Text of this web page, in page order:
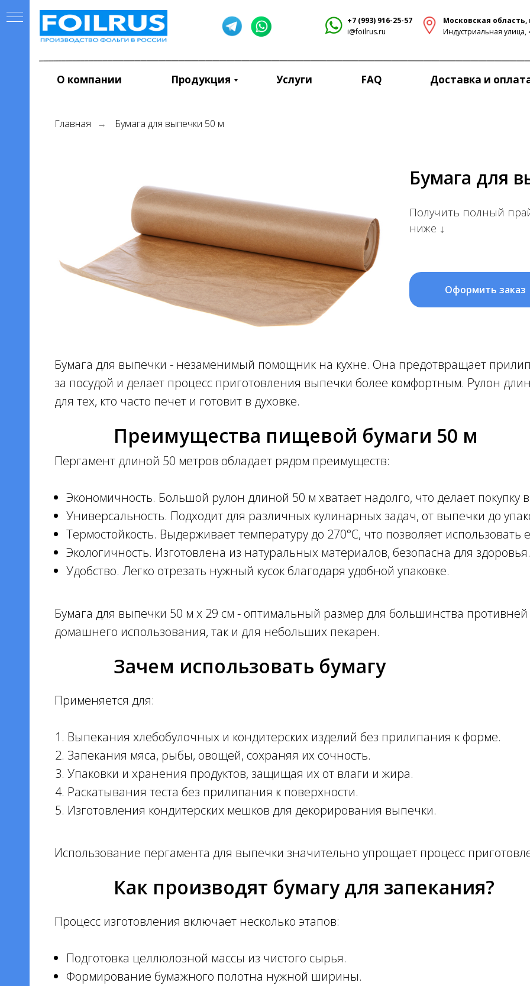
Доставка и
FAQ
Услуги
Продукция
О компании
+7 (993) 916-25-57
i@foilrus.ru
Московская область,
Индустриальная улица,
Главная → Бумага для выпечки 50 м
Бумага для
Получить полный
ниже ↓
Оформить заказ
Бумага для выпечки - незаменимый помощник на кухне. Она предотвращает
за посудой и делает процесс приготовления выпечки более комфортным. Рулон
для тех, кто часто печет и готовит в духовке.
Преимущества пищевой бумаги 50 м
Пергамент длиной 50 метров обладает рядом преимуществ:
Экономичность. Большой рулон длиной 50 м хватает надолго, что делает покупку
Универсальность. Подходит для различных кулинарных задач, от выпечки до
Термостойкость. Выдерживает температуру до 270°C, что позволяет использовать
Экологичность. Изготовлена из натуральных материалов, безопасна для здоровья.
Удобство. Легко отрезать нужный кусок благодаря удобной упаковке.
Бумага для выпечки 50 м х 29 см - оптимальный размер для большинства
домашнего использования, так и для небольших пекарен.
Зачем использовать бумагу
Применяется для:
Выпекания хлебобулочных и кондитерских изделий без прилипания к форме.
Запекания мяса, рыбы, овощей, сохраняя их сочность.
Упаковки и хранения продуктов, защищая их от влаги и жира.
Раскатывания теста без прилипания к поверхности.
Изготовления кондитерских мешков для декорирования выпечки.
Использование пергамента для выпечки значительно упрощает процесс
Как производят бумагу для запекания?
Процесс изготовления включает несколько этапов:
Подготовка целлюлозной массы из чистого сырья.
Формирование бумажного полотна нужной ширины.